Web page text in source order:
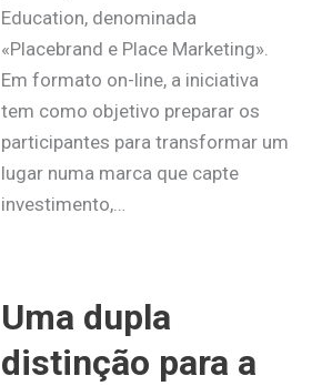
Education, denominada
«Placebrand e Place Marketing».
Em formato on-line, a iniciativa
tem como objetivo preparar os
participantes para transformar um
lugar numa marca que capte
investimento,…
Uma dupla
distinção para a